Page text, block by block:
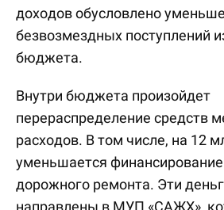
доходов обусловлено
безвозмездных поступлений
бюджета.
Внутри бюджета произойдет
перераспределение средств
расходов. В том числе, на 12
уменьшается
дорожного ремонта. Эти
направлены в МУП «САЖХ»,